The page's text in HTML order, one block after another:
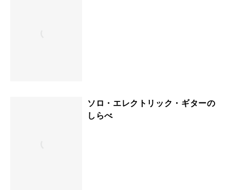
ソロ・エレクトリック・ギターの
しらべ